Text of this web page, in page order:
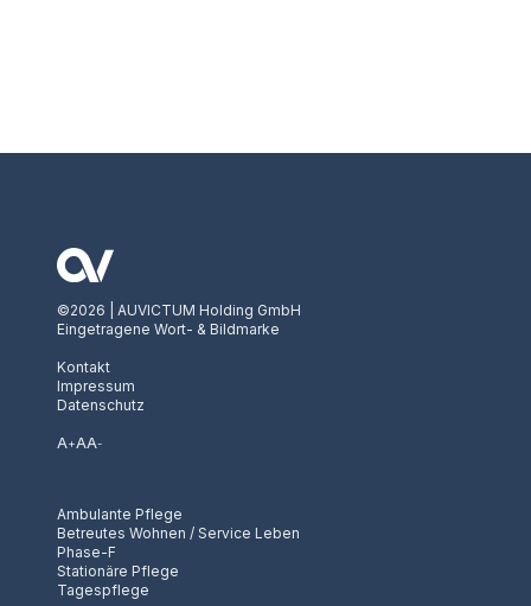
©2026 | AUVICTUM Holding GmbH
Eingetragene Wort- & Bildmarke
Kontakt
Impressum
Datenschutz
A+AA-
Ambulante Pflege
Betreutes Wohnen / Service Leben
Phase-F
Stationäre Pflege
Tagespflege